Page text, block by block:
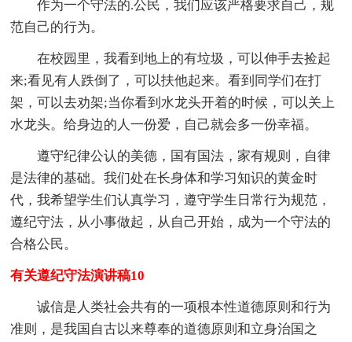
作为一个守法的.公民，我们应该严格要求自己，规
范自己的行为。
在校园里，我看到地上的有垃圾，可以伸手去捡起
来;看见有人跌倒了，可以扶他起来。看到同学们在打
架，可以去劝架;当你看到水龙头开着的时候，可以关上
水龙头。给身边的人一份爱，自己就会多一份幸福。
遵守纪律公认的美德，国有国法，家有规则，自律
是法律的基础。我们处在长身体和学习知识的黄金时
代，我希望学生们认真学习，遵守学生日常行为规范，
遵纪守法，从小事做起，从自己开始，成为一个守法的
合格公民。
有关遵纪守法演讲稿10
诚信是人类社会共有的一项根本性道德原则和行为
准则，是我国自古以来尊奉的道德原则和立身治国之